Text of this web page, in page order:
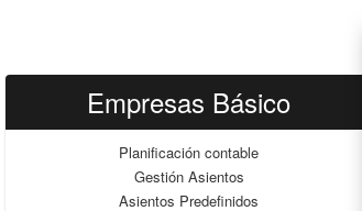
Empresas Básico
Planificación contable
Gestión Asientos
Asientos Predefinidos